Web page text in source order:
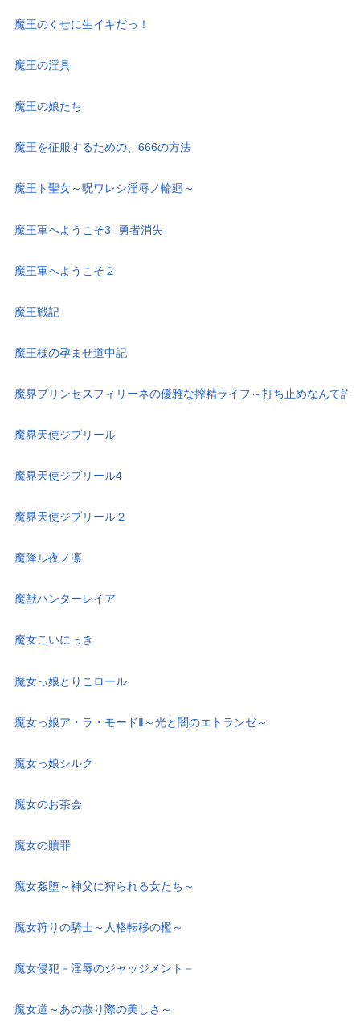
魔王のくせに生イキだっ！
魔王の淫具
魔王の娘たち
魔王を征服するための、666の方法
魔王ト聖女～呪ワレシ淫辱ノ輪廻～
魔王軍へようこそ3 -勇者消失-
魔王軍へようこそ２
魔王戦記
魔王様の孕ませ道中記
魔界プリンセスフィリーネの優雅な搾精ライフ～打ち止めなんて許
魔界天使ジブリール
魔界天使ジブリール4
魔界天使ジブリール２
魔降ル夜ノ凛
魔獣ハンターレイア
魔女こいにっき
魔女っ娘とりこロール
魔女っ娘ア・ラ・モードⅡ～光と闇のエトランゼ～
魔女っ娘シルク
魔女のお茶会
魔女の贖罪
魔女姦堕～神父に狩られる女たち～
魔女狩りの騎士～人格転移の檻～
魔女侵犯－淫辱のジャッジメント－
魔女道～あの散り際の美しさ～